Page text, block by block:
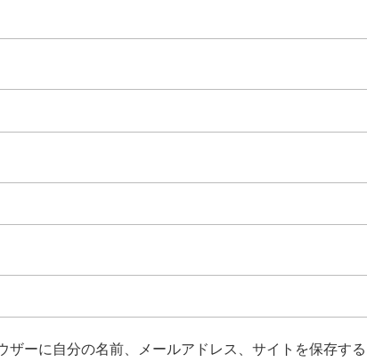
ーに自分の名前、メールアドレス、サイトを保存する